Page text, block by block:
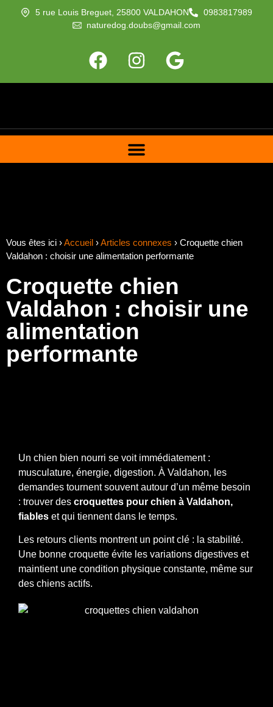
5 rue Louis Breguet, 25800 VALDAHON
0983817989
naturedog.doubs@gmail.com
Vous êtes ici ›Accueil ›Articles connexes › Croquette chien
Valdahon : choisir une alimentation performante
Croquette chien
Valdahon : choisir une
alimentation
performante
Un chien bien nourri se voit immédiatement :
musculature, énergie, digestion. À Valdahon, les
demandes tournent souvent autour d’un même besoin
: trouver des croquettes pour chien à Valdahon,
fiables et qui tiennent dans le temps.
Les retours clients montrent un point clé : la stabilité.
Une bonne croquette évite les variations digestives et
maintient une condition physique constante, même sur
des chiens actifs.